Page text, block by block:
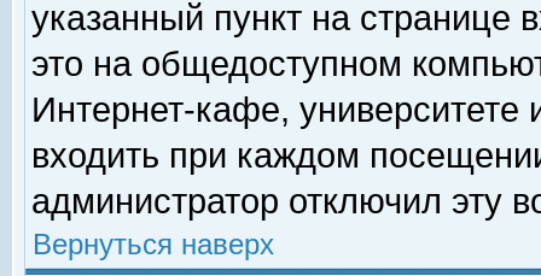
указанный пункт на
это на общедоступном
Интернет-кафе, университете
входить при каждом
администратор отключил эту
Вернуться наверх